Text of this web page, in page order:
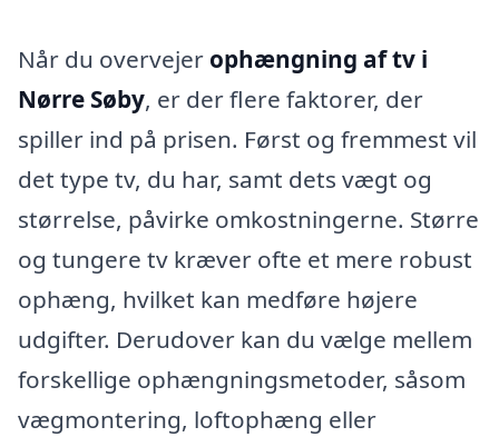
Når du overvejer ophængning af tv i
Nørre Søby, er der flere faktorer, der
spiller ind på prisen. Først og fremmest vil
det type tv, du har, samt dets vægt og
størrelse, påvirke omkostningerne. Større
og tungere tv kræver ofte et mere robust
ophæng, hvilket kan medføre højere
udgifter. Derudover kan du vælge mellem
forskellige ophængningsmetoder, såsom
vægmontering, loftophæng eller